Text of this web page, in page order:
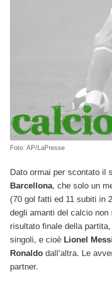
Foto: AP/LaPresse
Dato ormai per scontato il
Barcellona, che solo un
(70 gol fatti ed 11 subiti in
degli amanti del calcio
risultato finale della
singoli, e cioè Lionel
Ronaldo dall’altra. Le
partner.